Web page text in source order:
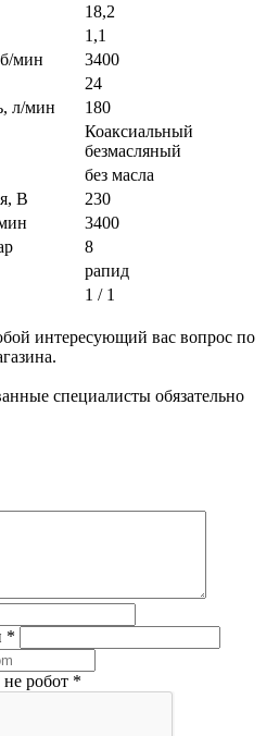
18,2
1,1
мин
3400
24
л/мин
180
Коаксиальный
безмасляный
без масла
В
230
3400
8
рапид
1 / 1
интересующий вас вопрос по
специалисты обязательно
*
робот *